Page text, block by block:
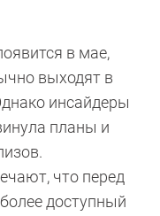
в мае,
выходят в
инсайдеры
планы и
что перед
доступный